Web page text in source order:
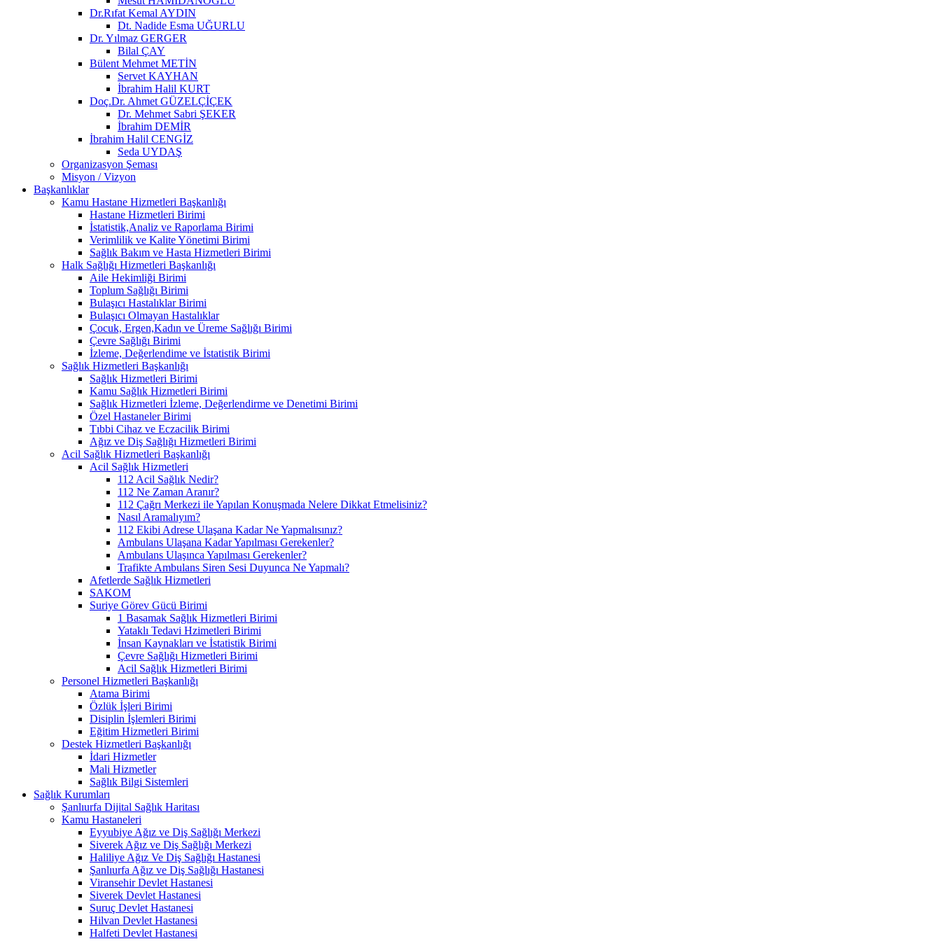
Dr.Rıfat Kemal AYDIN
Dt. Nadide Esma UĞURLU
Dr. Yılmaz GERGER
Bilal ÇAY
Bülent Mehmet METİN
Servet KAYHAN
İbrahim Halil KURT
Doç.Dr. Ahmet GÜZELÇİÇEK
Dr. Mehmet Sabri ŞEKER
İbrahim DEMİR
İbrahim Halil CENGİZ
Seda UYDAŞ
Organizasyon Şeması
Misyon / Vizyon
Başkanlıklar
Kamu Hastane Hizmetleri Başkanlığı
Hastane Hizmetleri Birimi
İstatistik,Analiz ve Raporlama Birimi
Verimlilik ve Kalite Yönetimi Birimi
Sağlık Bakım ve Hasta Hizmetleri Birimi
Halk Sağlığı Hizmetleri Başkanlığı
Aile Hekimliği Birimi
Toplum Sağlığı Birimi
Bulaşıcı Hastalıklar Birimi
Bulaşıcı Olmayan Hastalıklar
Çocuk, Ergen,Kadın ve Üreme Sağlığı Birimi
Çevre Sağlığı Birimi
İzleme, Değerlendime ve İstatistik Birimi
Sağlık Hizmetleri Başkanlığı
Sağlık Hizmetleri Birimi
Kamu Sağlık Hizmetleri Birimi
Sağlık Hizmetleri İzleme, Değerlendirme ve Denetimi Birimi
Özel Hastaneler Birimi
Tıbbi Cihaz ve Eczacilik Birimi
Ağız ve Diş Sağlığı Hizmetleri Birimi
Acil Sağlık Hizmetleri Başkanlığı
Acil Sağlık Hizmetleri
112 Acil Sağlık Nedir?
112 Ne Zaman Aranır?
112 Çağrı Merkezi ile Yapılan Konuşmada Nelere Dikkat Etmelisiniz?
Nasıl Aramalıyım?
112 Ekibi Adrese Ulaşana Kadar Ne Yapmalısınız?
Ambulans Ulaşana Kadar Yapılması Gerekenler?
Ambulans Ulaşınca Yapılması Gerekenler?
Trafikte Ambulans Siren Sesi Duyunca Ne Yapmalı?
Afetlerde Sağlık Hizmetleri
SAKOM
Suriye Görev Gücü Birimi
1 Basamak Sağlık Hizmetleri Birimi
Yataklı Tedavi Hzimetleri Birimi
İnsan Kaynakları ve İstatistik Birimi
Çevre Sağlığı Hizmetleri Birimi
Acil Sağlık Hizmetleri Birimi
Personel Hizmetleri Başkanlığı
Atama Birimi
Özlük İşleri Birimi
Disiplin İşlemleri Birimi
Eğitim Hizmetleri Birimi
Destek Hizmetleri Başkanlığı
İdari Hizmetler
Mali Hizmetler
Sağlık Bilgi Sistemleri
Sağlık Kurumları
Şanlıurfa Dijital Sağlık Haritası
Kamu Hastaneleri
Eyyubiye Ağız ve Diş Sağlığı Merkezi
Siverek Ağız ve Diş Sağlığı Merkezi
Haliliye Ağız Ve Diş Sağlığı Hastanesi
Şanlıurfa Ağız ve Diş Sağlığı Hastanesi
Viransehir Devlet Hastanesi
Siverek Devlet Hastanesi
Suruç Devlet Hastanesi
Hilvan Devlet Hastanesi
Halfeti Devlet Hastanesi